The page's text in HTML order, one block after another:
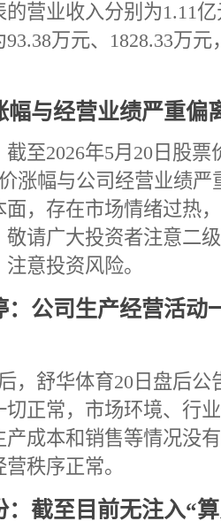
营业收入分别为1.11亿
万元、1828.33万元
幅与经营业绩严重偏
至2026年5月20日股票
涨幅与公司经营业绩严
面，存在市场情绪过热
请广大投资者注意二
意投资风险。
：公司生产经营活动
，舒华体育20日盘后公
切正常，市场环境、行
成本和销售等情况没
秩序正常。
：截至目前无注入“